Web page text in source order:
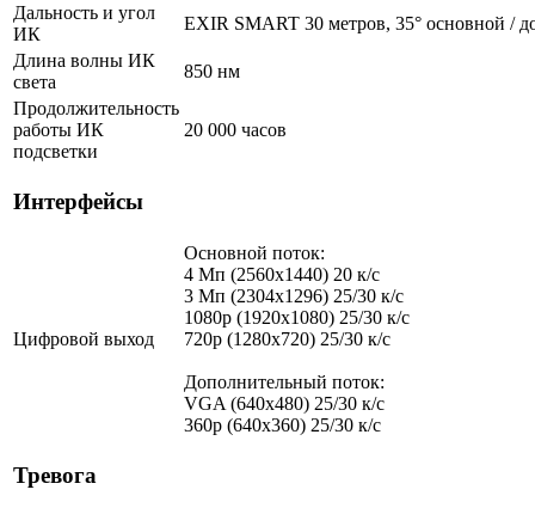
Дальность и угол
ИК
EXIR SMART 30 метров, 35° основной /
Длина волны ИК
света
850 нм
Продолжительность
работы ИК
подсветки
20 000 часов
Интерфейсы
Цифровой выход
Основной поток:
4 Мп (2560x1440) 20 к/с
3 Мп (2304x1296) 25/30 к/с
1080p (1920x1080) 25/30 к/с
720p (1280х720) 25/30 к/с
Дополнительный поток:
VGA (640x480) 25/30 к/c
360p (640x360) 25/30 к/с
Тревога